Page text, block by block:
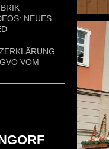
NEUES
VOM